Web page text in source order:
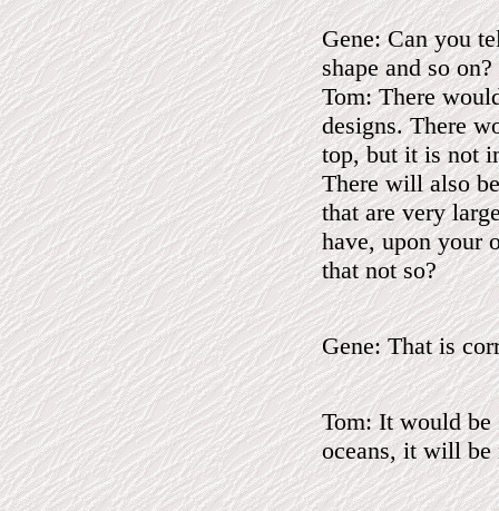
Gene: Can you
shape and so
Tom: There
designs. There
top, but it is not
There will also
that are very
have, upon your
that not so?
Gene: That is
Tom: It would be
oceans, it will